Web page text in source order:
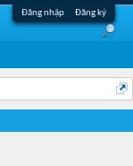
Đăng nhập Đăng ký